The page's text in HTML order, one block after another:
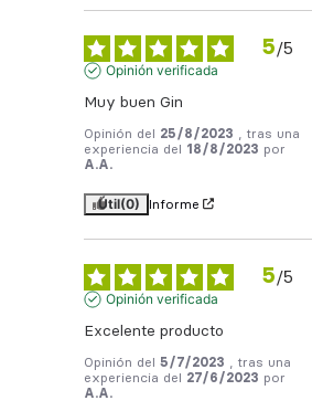
5/5
Opinión verificada
Muy buen Gin
Opinión del 25/8/2023
, tras una
experiencia del 18/8/2023 por
A.A.
Útil(0) Informe
5/5
Opinión verificada
Excelente producto
Opinión del 5/7/2023
, tras una
experiencia del 27/6/2023 por
A.A.